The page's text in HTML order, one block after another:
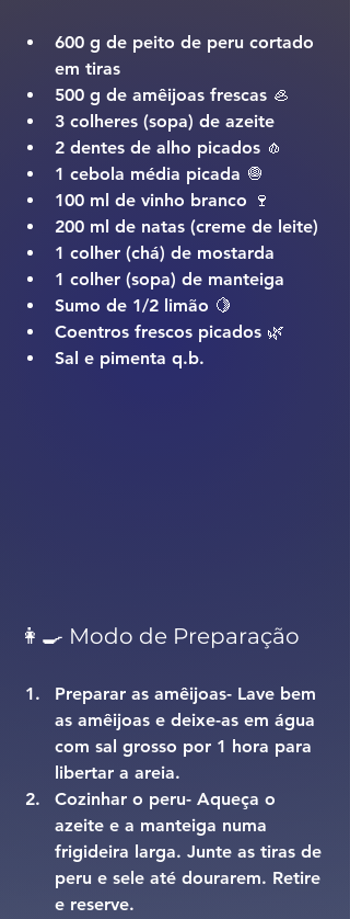
600 g de peito de peru cortado
em tiras
500 g de amêijoas frescas 🦪
3 colheres (sopa) de azeite
2 dentes de alho picados 🧄
1 cebola média picada 🧅
100 ml de vinho branco 🍷
200 ml de natas (creme de leite)
1 colher (chá) de mostarda
1 colher (sopa) de manteiga
Sumo de 1/2 limão 🍋
Coentros frescos picados 🌿
Sal e pimenta q.b.
👩‍🍳 Modo de Preparação
Preparar as amêijoas- Lave bem
as amêijoas e deixe-as em água
com sal grosso por 1 hora para
libertar a areia.
Cozinhar o peru- Aqueça o
azeite e a manteiga numa
frigideira larga. Junte as tiras de
peru e sele até dourarem. Retire
e reserve.